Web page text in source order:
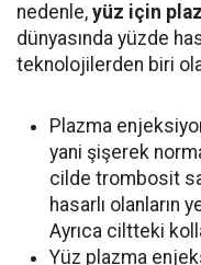
nedenle, yüz için
dünyasında yüzde
teknolojilerden biri
Plazma
yani şişerek
cilde trombosit
hasarlı olanların
Ayrıca ciltteki
Yüz plazma